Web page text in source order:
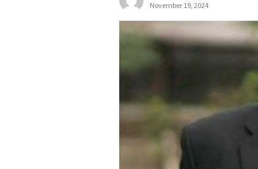
November 19, 2024